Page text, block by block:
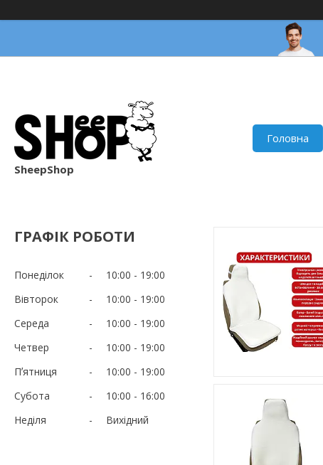
SheepShop
Головна
ГРАФІК РОБОТИ
Понеділок 10:00
19:00
Вівторок
10:00
19:00
Середа
10:00
19:00
Четвер
10:00
19:00
Пʼятниця
10:00
19:00
Субота
10:00
16:00
Неділя
Вихідний